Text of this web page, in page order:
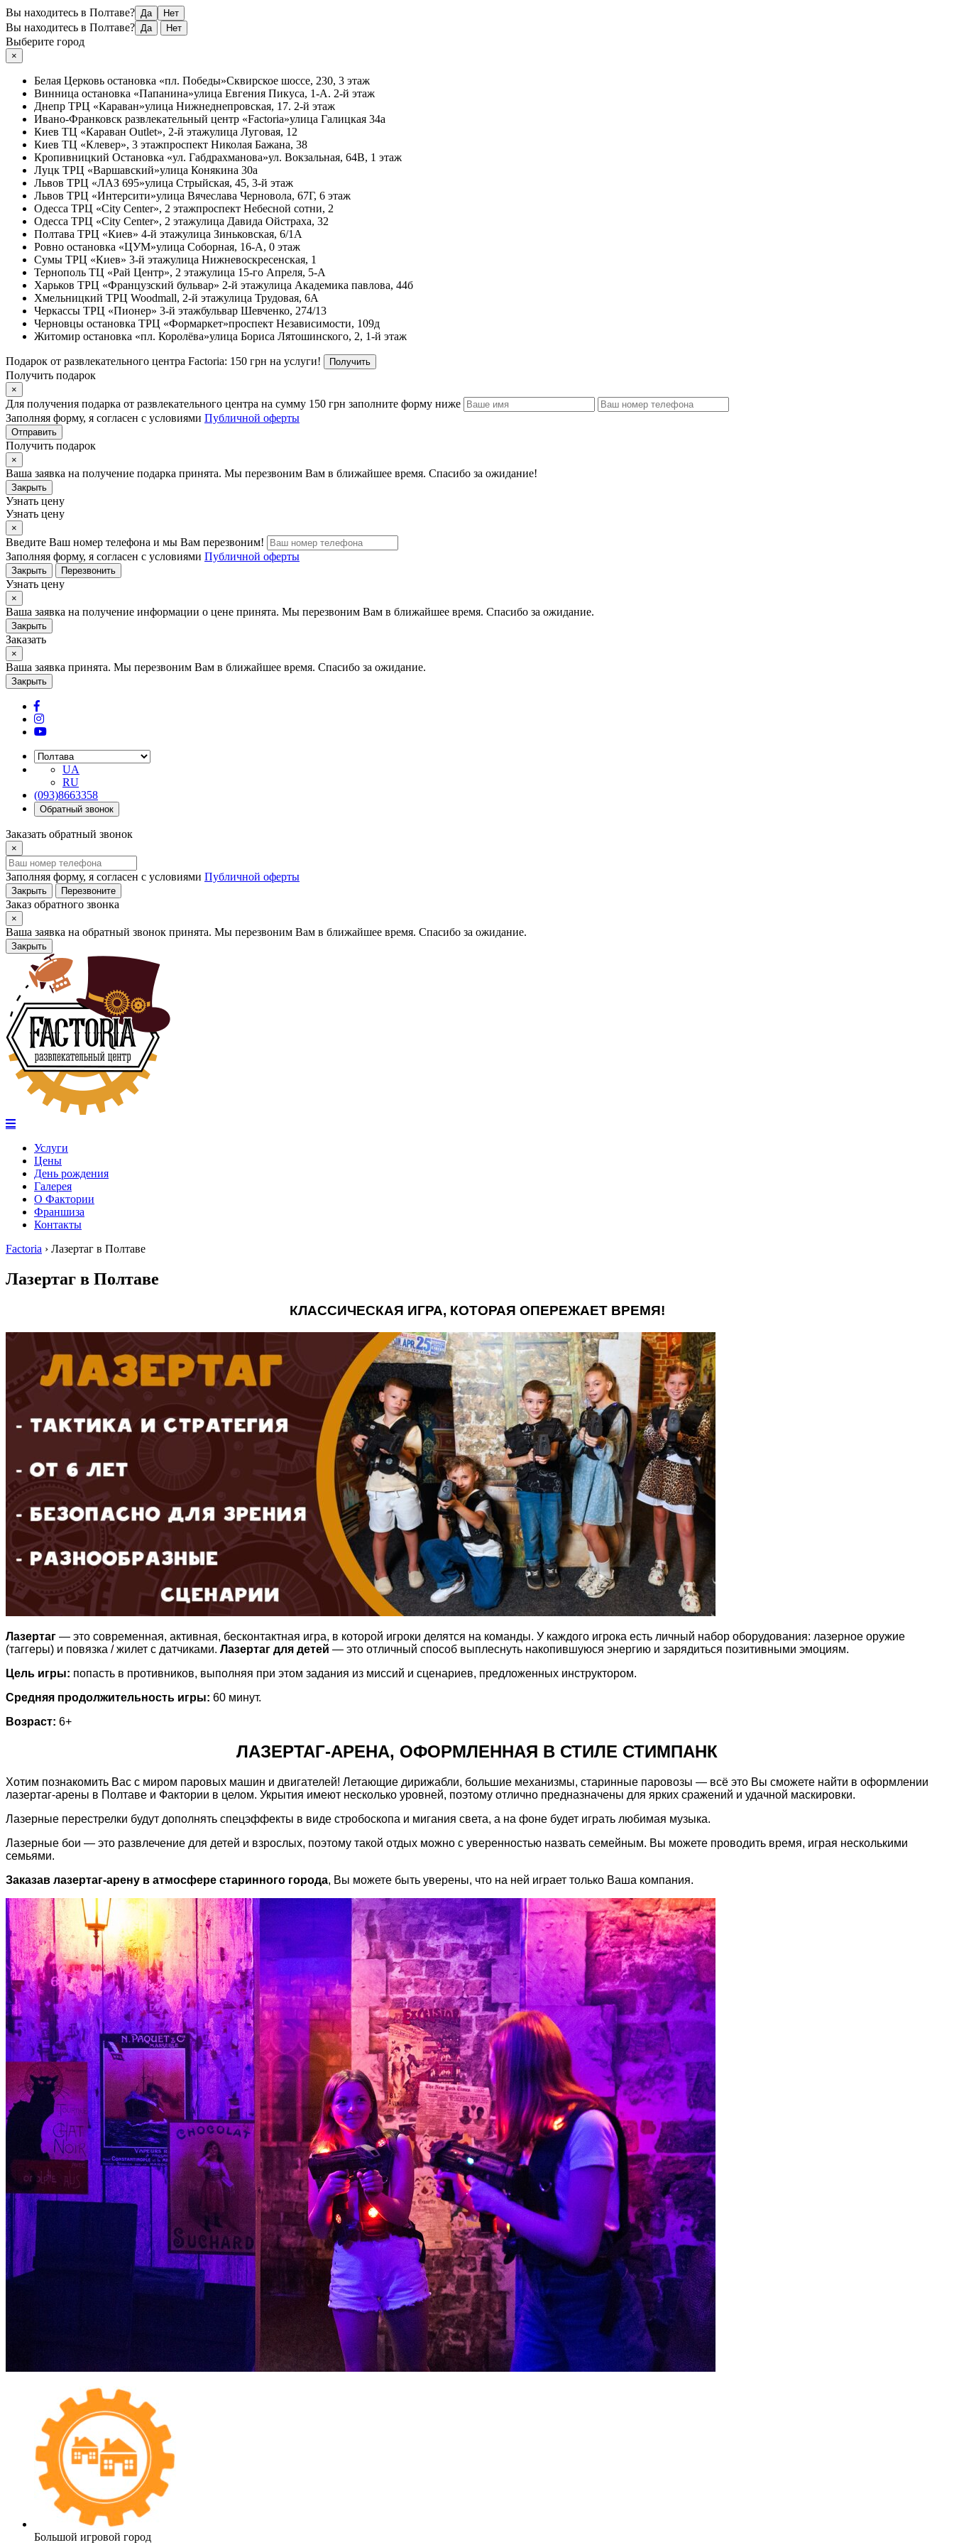
Вы находитесь в Полтаве? Да Нет
Вы находитесь в Полтаве? Да Нет
Выберите город
×
Белая Церковь остановка «пл. Победы»Сквирское шоссе, 230, 3 этаж
Винница остановка «Папанина»улица Евгения Пикуса, 1-А. 2-й этаж
Днепр ТРЦ «Караван»улица Нижнеднепровская, 17. 2-й этаж
Ивано-Франковск развлекательный центр «Factoria»улица Галицкая 34а
Киев ТЦ «Караван Outlet», 2-й этажулица Луговая, 12
Киев ТЦ «Клевер», 3 этажпроспект Николая Бажана, 38
Кропивницкий Остановка «ул. Габдрахманова»ул. Вокзальная, 64В, 1 этаж
Луцк ТРЦ «Варшавский»улица Конякина 30а
Львов ТРЦ «ЛАЗ 695»улица Стрыйская, 45, 3-й этаж
Львов ТРЦ «Интерсити»улица Вячеслава Черновола, 67Г, 6 этаж
Одесса ТРЦ «City Center», 2 этажпроспект Небесной сотни, 2
Одесса ТРЦ «City Center», 2 этажулица Давида Ойстраха, 32
Полтава ТРЦ «Киев» 4-й этажулица Зиньковская, 6/1А
Ровно остановка «ЦУМ»улица Соборная, 16-А, 0 этаж
Сумы ТРЦ «Киев» 3-й этажулица Нижневоскресенская, 1
Тернополь ТЦ «Рай Центр», 2 этажулица 15-го Апреля, 5-А
Харьков ТРЦ «Французский бульвар» 2-й этажулица Академика павлова, 44б
Хмельницкий ТРЦ Woodmall, 2-й этажулица Трудовая, 6А
Черкассы ТРЦ «Пионер» 3-й этажбульвар Шевченко, 274/13
Черновцы остановка ТРЦ «Формаркет»проспект Независимости, 109д
Житомир остановка «пл. Королёва»улица Бориса Лятошинского, 2, 1-й этаж
Подарок от развлекательного центра Factoria: 150 грн на услуги! Получить
Получить подарок
×
Для получения подарка от развлекательного центра на сумму 150 грн заполните форму ниже
Заполняя форму, я согласен с условиями Публичной оферты
Отправить
Получить подарок
×
Ваша заявка на получение подарка принята. Мы перезвоним Вам в ближайшее время. Спасибо за ожидание!
Закрыть
Узнать цену
Узнать цену
×
Введите Ваш номер телефона и мы Вам перезвоним!
Заполняя форму, я согласен с условиями Публичной оферты
Закрыть Перезвонить
Узнать цену
×
Ваша заявка на получение информации о цене принята. Мы перезвоним Вам в ближайшее время. Спасибо за ожидание.
Закрыть
Заказать
×
Ваша заявка принята. Мы перезвоним Вам в ближайшее время. Спасибо за ожидание.
Закрыть
UA
RU
(093)8663358
Обратный звонок
Заказать обратный звонок
×
Заполняя форму, я согласен с условиями Публичной оферты
Закрыть Перезвоните
Заказ обратного звонка
×
Ваша заявка на обратный звонок принята. Мы перезвоним Вам в ближайшее время. Спасибо за ожидание.
Закрыть
Услуги
Цены
День рождения
Галерея
О Фактории
Франшиза
Контакты
Factoria › Лазертаг в Полтаве
Лазертаг в Полтаве
КЛАССИЧЕСКАЯ ИГРА, КОТОРАЯ ОПЕРЕЖАЕТ ВРЕМЯ!
Лазертаг — это современная, активная, бесконтактная игра, в которой игроки делятся на команды. У каждого игрока есть личный набор оборудования: лазерное оружие
(таггеры) и повязка / жилет с датчиками. Лазертаг для детей — это отличный способ выплеснуть накопившуюся энергию и зарядиться позитивными эмоциям.
Цель игры: попасть в противников, выполняя при этом задания из миссий и сценариев, предложенных инструктором.
Средняя продолжительность игры: 60 минут.
Возраст: 6+
ЛАЗЕРТАГ-АРЕНА, ОФОРМЛЕННАЯ В СТИЛЕ СТИМПАНК
Хотим познакомить Вас с миром паровых машин и двигателей! Летающие дирижабли, большие механизмы, старинные паровозы — всё это Вы сможете найти в оформлении
лазертаг-арены в Полтаве и Фактории в целом. Укрытия имеют несколько уровней, поэтому отлично предназначены для ярких сражений и удачной маскировки.
Лазерные перестрелки будут дополнять спецэффекты в виде стробоскопа и мигания света, а на фоне будет играть любимая музыка.
Лазерные бои — это развлечение для детей и взрослых, поэтому такой отдых можно с уверенностью назвать семейным. Вы можете проводить время, играя несколькими
семьями.
Заказав лазертаг-арену в атмосфере старинного города, Вы можете быть уверены, что на ней играет только Ваша компания.
Большой игровой город